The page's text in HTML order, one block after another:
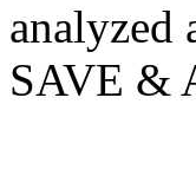
analyzed
SAVE &